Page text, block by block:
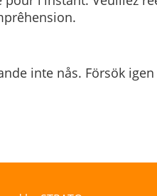
inte nås. Försök